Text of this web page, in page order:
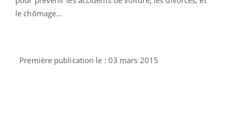
le chômage...
Première publication le : 03 mars 2015